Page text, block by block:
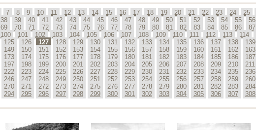
7 8 9 10 11 12 13 14 15 16 17 18 19 20 21 22 23 24 25
38 39 40 41 42 43 44 45 46 47 48 49 50 51 52 53 54 55 56
69 70 71 72 73 74 75 76 77 78 79 80 81 82 83 84 85 86 87
100 101 102 103 104 105 106 107 108 109 110 111 112 113 114
125 126 127 128 129 130 131 132 133 134 135 136 137 138 139
149 150 151 152 153 154 155 156 157 158 159 160 161 162 163
173 174 175 176 177 178 179 180 181 182 183 184 185 186 187
197 198 199 200 201 202 203 204 205 206 207 208 209 210 211
222 223 224 225 226 227 228 229 230 231 232 233 234 235 236
246 247 248 249 250 251 252 253 254 255 256 257 258 259 260
270 271 272 273 274 275 276 277 278 279 280 281 282 283 284
294 295 296 297 298 299 300 301 302 303 304 305 306 307 308